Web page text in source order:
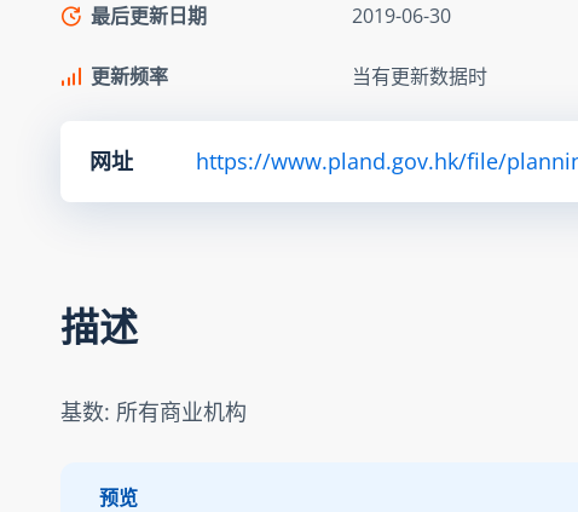
最后更新日期 2019-06-30
更新频率 当有更新数据时
网址 https://www.pland.gov.hk/file/
描述
基数: 所有商业机构
预览